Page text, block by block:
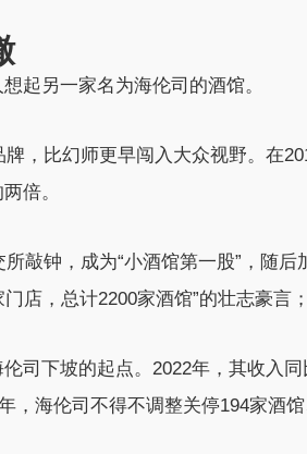
起另一家名为海伦司的酒馆。
，比幻师更早闯入大众视野。在
倍。
敲钟，成为“小酒馆第一股”，随
门店，总计2200家酒馆”的壮志豪言
司下坡的起点。2022年，其收入
，海伦司不得不调整关停194家酒